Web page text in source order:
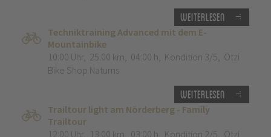
Weiterlesen
Techniktraining Advanced mit dem E-
Mountainbike
10:00 Uhr, 25.00 km, 04:00 h, Kondition 3/5, Ötzi
Bike Shop Naturns
Weiterlesen
Trailtour light am Nörderberg - Family
Trailtour
12:00 Uhr, 13.00 km, 03:00 h, Kondition 2/5, Ötzi